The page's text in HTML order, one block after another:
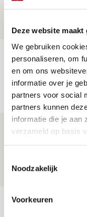
Deze website
We gebruiken
personaliseren, om
en om ons
informatie over je
partners voor social
partners kunnen
informatie die je aan
verzameld op basis
Noodzakelijk
Voorkeuren
Míchels elf:
jij aan nieuw
08 AUGUSTUS 2026 - 11:34
NIEUWS
Spelen bij
maakt Abdalla
NIEUWS
Bekijk meer